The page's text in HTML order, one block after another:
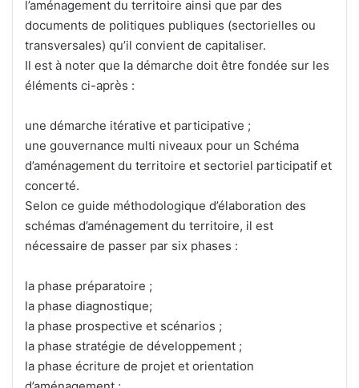
l’aménagement du territoire ainsi que par des
documents de politiques publiques (sectorielles ou
transversales) qu’il convient de capitaliser.
Il est à noter que la démarche doit être fondée sur les
éléments ci-après :
une démarche itérative et participative ;
une gouvernance multi niveaux pour un Schéma
d’aménagement du territoire et sectoriel participatif et
concerté.
Selon ce guide méthodologique d’élaboration des
schémas d’aménagement du territoire, il est
nécessaire de passer par six phases :
la phase préparatoire ;
la phase diagnostique;
la phase prospective et scénarios ;
la phase stratégie de développement ;
la phase écriture de projet et orientation